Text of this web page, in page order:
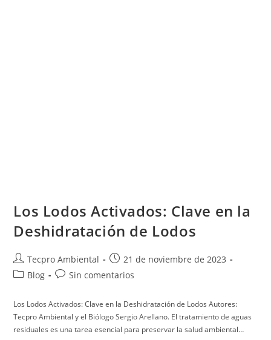
Los Lodos Activados: Clave en la
Deshidratación de Lodos
Tecpro Ambiental
21 de noviembre de 2023
Blog
Sin comentarios
Los Lodos Activados: Clave en la Deshidratación de Lodos Autores:
Tecpro Ambiental y el Biólogo Sergio Arellano. El tratamiento de aguas
residuales es una tarea esencial para preservar la salud ambiental…